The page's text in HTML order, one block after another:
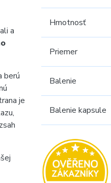
a
berú
je
Hmotnosť
Priemer
Balenie
Balenie kapsule